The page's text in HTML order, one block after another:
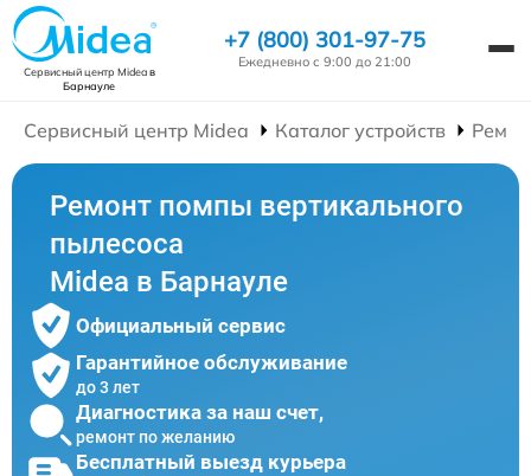
Сервисный центр Mideaв
Барнауле
+7 (800) 301-97-75
Ежедневно с 9:00 до 21:00
Сервисный центр Midea Каталог устройств
Ремонт помпы вертикального
пылесоса
Midea в Барнауле
Официальный сервис
Гарантийное обслуживание
до 3 лет
Диагностика за наш счет,
ремонт по желанию
Бесплатный выезд курьера